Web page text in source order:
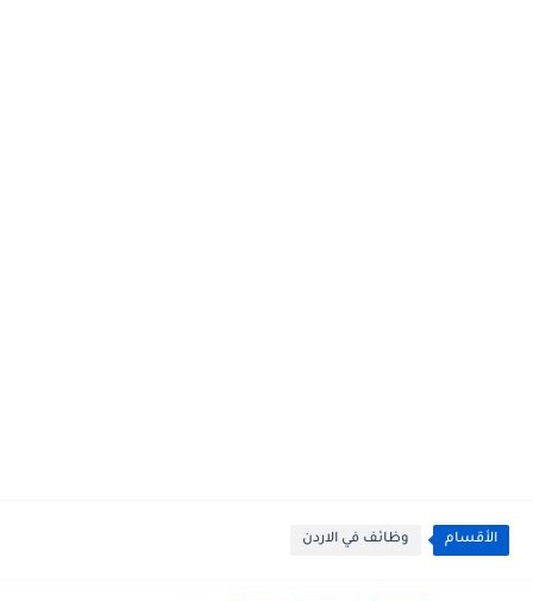
الأقسام وظائف في الاردن